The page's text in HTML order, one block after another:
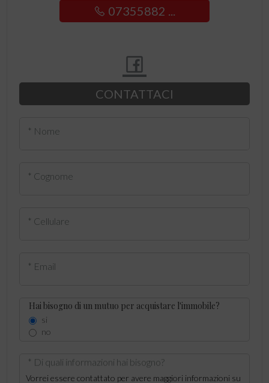
07355882 ...
CONTATTACI
* Nome
* Cognome
* Cellulare
* Email
Hai bisogno di un mutuo per acquistare l'immobile?
si
no
* Di quali informazioni hai bisogno?